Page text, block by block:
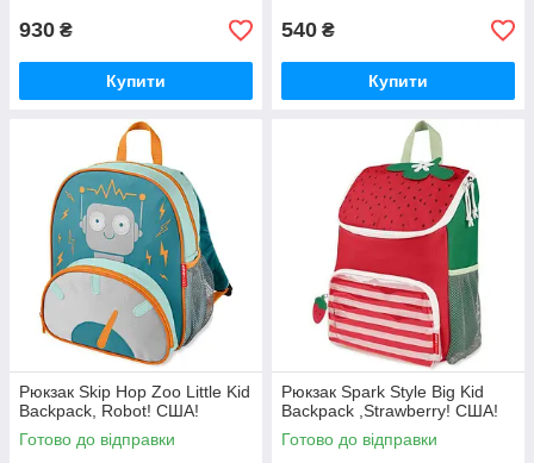
930 ₴
Купити
540 ₴
Купити
Рюкзак Skip Hop Zoo Little Kid
Backpack, Robot! США!
Готово до відправки
Рюкзак Spark Style Big Kid
Backpack ,Strawberry! США!
Готово до відправки